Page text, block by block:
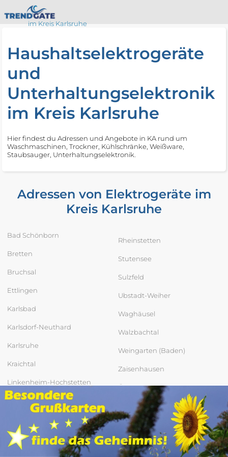
im Kreis Karlsruhe
Haushaltselektrogeräte
und
Unterhaltungselektronik
im Kreis Karlsruhe
Hier findest du Adressen und Angebote in KA rund um
Waschmaschinen, Trockner, Kühlschränke, Weißware,
Staubsauger, Unterhaltungselektronik.
Adressen von Elektrogeräte im
Kreis Karlsruhe
Bad Schönborn
Bretten
Bruchsal
Ettlingen
Karlsbad
Karlsdorf-Neuthard
Karlsruhe
Kraichtal
Linkenheim-Hochstetten
Oberderdingen
Oberhausen-Rheinhausen
Rheinstetten
Stutensee
Sulzfeld
Ubstadt-Weiher
Waghäusel
Walzbachtal
Weingarten (Baden)
Zaisenhausen
Östringen
zum Seitenanfang
Elektrogeräte in Bad Schönborn